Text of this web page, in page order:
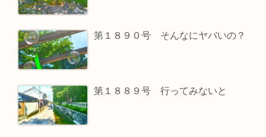
第１８９０号 そんなにヤバいの？
第１８８９号 行ってみないと